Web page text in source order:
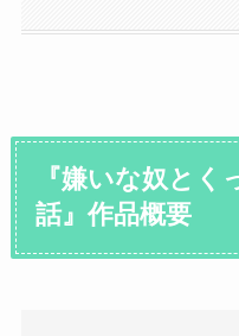
『嫌いな奴と
話』作品概要